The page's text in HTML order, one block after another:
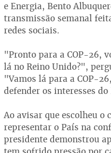
e Energia, Bento
transmissão semanal
redes sociais.
"Pronto para a COP-26,
lá no Reino Unido?",
"Vamos lá para a COP-
defender os interesses
Ao avisar que escolheu o
representar o País na
presidente demonstrou